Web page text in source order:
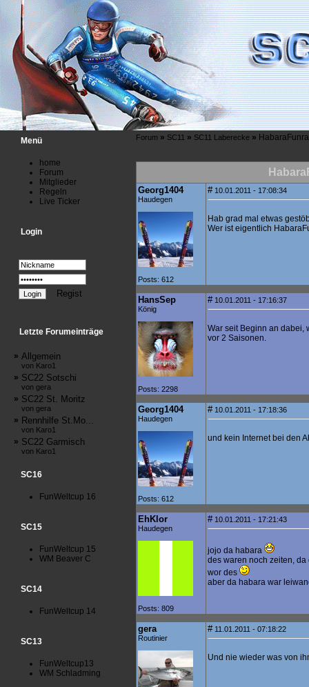
Menü
home
Forum
Mitglieder
Regeln
Live Ticker
Login
Regist
Letzte Forumeinträge
» Allgemein
von Karo1
» SC22 Sotschi
von gera
» SC22 St. Moritz
von gera
» Rennhilfe St.Mo...
von Karo1
» SC22 Garmisch
von Karo1
SC16
FunWeltcup 16
SC15
FunWeltcup 15
WM Beaver C
SC14
FunWeltcup 14
SC13
FunWeltcup13
WM Schladming
Forum» SC11» SC11 Laberecke»
Georg1404
Haudegen
Posts: 612
#10.01.2011 - 17:08:34
Hab grad mal etwas
Wer ist eigentlich
HansSep
König
Posts: 2298
#10.01.2011 - 17:16:37
War seit Beginn an dabei,
vor 2 Saisonen.
Georg1404
Haudegen
Posts: 612
#10.01.2011 - 17:18:36
und kein Internet bei den
EhKlor
Haudegen
Posts: 809
#10.01.2011 - 17:21:43
jojo da habara
des waren noch zeiten,
wor des
aber da habara war
gera
Routinier
#11.01.2011 - 07:18:22
Und nie wieder was von